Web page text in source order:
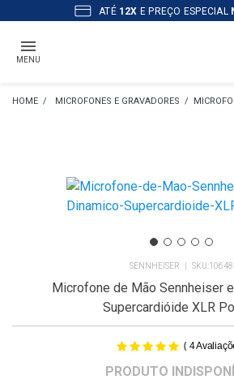
ATÉ 12X E PREÇO ESPECIAL
MENU
MICROFONES E GRAVADORES
SENNHEISER 10648
Microfone de Mão Sennheiser
Supercardióide XLR
( 4